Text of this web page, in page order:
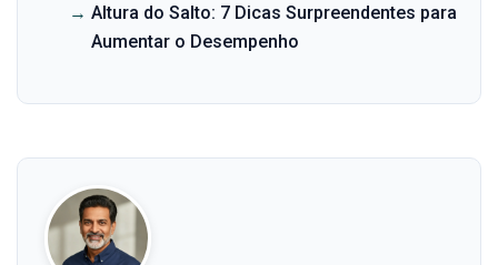
→ Altura do Salto: 7 Dicas Surpreendentes para
Aumentar o Desempenho